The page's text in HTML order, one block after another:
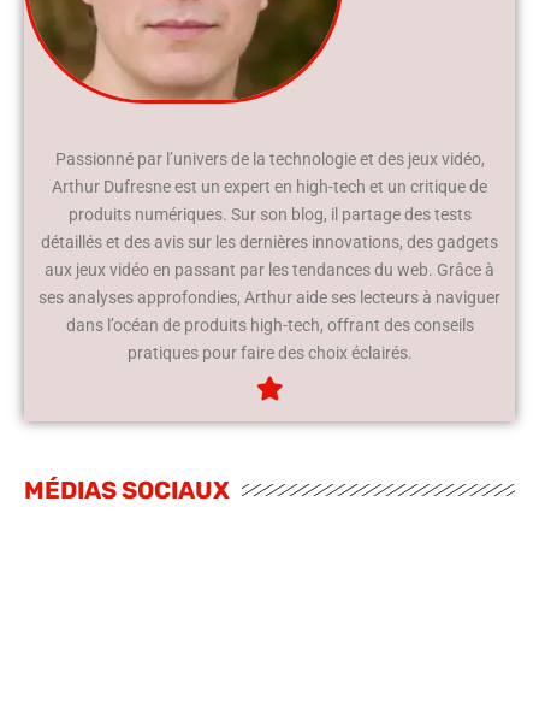
Passionné par l’univers de la technologie et des jeux vidéo,
Arthur Dufresne est un expert en high-tech et un critique de
produits numériques. Sur son blog, il partage des tests
détaillés et des avis sur les dernières innovations, des gadgets
aux jeux vidéo en passant par les tendances du web. Grâce à
ses analyses approfondies, Arthur aide ses lecteurs à naviguer
dans l’océan de produits high-tech, offrant des conseils
pratiques pour faire des choix éclairés.
MÉDIAS SOCIAUX